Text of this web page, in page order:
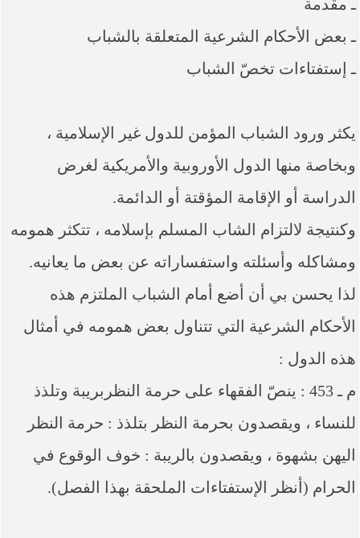
----- تصريح حول الأوضاع الراهنة في العراق
ما ورد في خطبة الجمعة لممثل المرجعية الدينية العليا
في كربلاء المقدسة فضيلة العلاّمة الشيخ عبد المهدي
المحافظات
بيان صادر من مكتب سماحة السيد السيستاني -دام ظلّه
- في النجف الأشرف حول التطورات الأمنية الأخيرة في
محافظة نينوى
ـ مقدمة
ـ بعض الأحكام الشرعية المتعلقة بالشباب
ـ إستفتاءات تخصّ الشباب
يكثر ورود الشباب المؤمن للدول غير الإسلامية ،
وبخاصة منها الدول الأوروبية والأمريكية لغرض
الدراسة أو الإقامة المؤقتة أو الدائمة.
وكنتيجة لالتزام الشاب المسلم بإسلامه ، تتكثر همومه
ومشاكله وأسئلته واستفساراته عن بعض ما يعانيه.
لذا يحسن بي أن أضع أمام الشباب الملتزم هذه
الأحكام الشرعية التي تتناول بعض همومه في أمثال
هذه الدول :
م ـ 453 : ينصّ الفقهاء على حرمة النظربريبة وتلذذ
للنساء ، ويقصدون بحرمة النظر بتلذذ : حرمة النظر
اليهن بشهوة ، ويقصدون بالريبة : خوف الوقوع في
الحرام (أنظر الإستفتاءات الملحقة بهذا الفصل).